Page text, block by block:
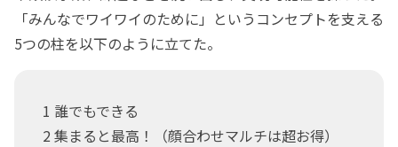
「みんなでワイワイのために」というコンセプトを支える
5つの柱を以下のように立てた。
1 誰でもできる
2 集まると最高！（顔合わせマルチは超お得）